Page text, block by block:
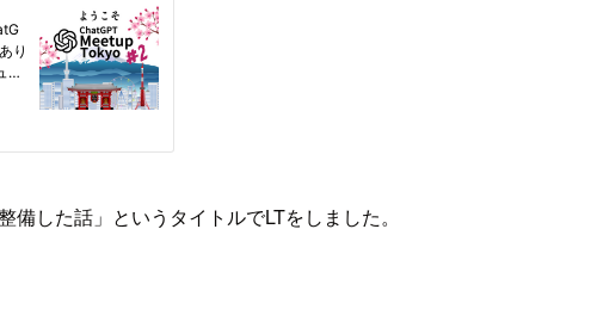
した話」というタイトルでLTをしました。